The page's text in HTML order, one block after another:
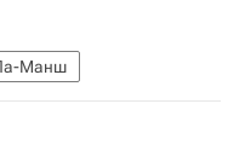
по футболу)
Манш